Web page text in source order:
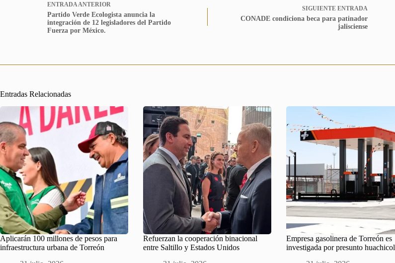
ENTRADA ANTERIOR
Partido Verde Ecologista anuncia la
integración de 12 legisladores del Partido
Fuerza por México.
SIGUIENTE ENTRADA
CONADE condiciona beca para patinador
jalisciense
Entradas Relacionadas
Aplicarán 100 millones de pesos para
infraestructura urbana de Torreón
Refuerzan la cooperación binacional
entre Saltillo y Estados Unidos
Empresa gasolinera de Torreón es
investigada por presunto huachicol